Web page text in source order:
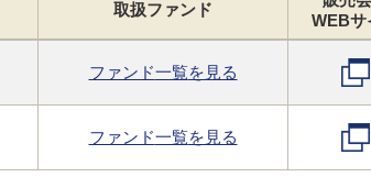
取扱ファンド
WEBサ
ファンド一覧を見る
ファンド一覧を見る